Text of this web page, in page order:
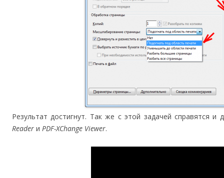
Результат достигнут. Так же с этой задачей справятся
Reader и PDF-XChange Viewer.